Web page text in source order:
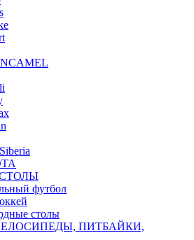
футбол
столы
ПИТБАЙКИ,